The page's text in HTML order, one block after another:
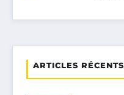
ARTICLES RÉCENTS